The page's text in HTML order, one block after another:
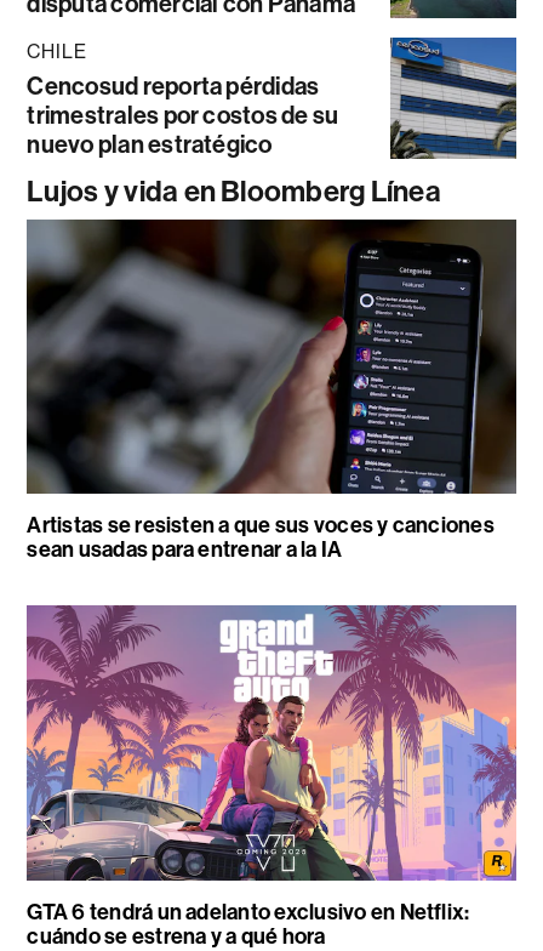
CHILE
Cencosud reporta pérdidas
trimestrales por costos de su
nuevo plan estratégico
Lujos y vida en Bloomberg Línea
Artistas se resisten a que sus voces y canciones
sean usadas para entrenar a la IA
GTA 6 tendrá un adelanto exclusivo en Netflix:
cuándo se estrena y a qué hora